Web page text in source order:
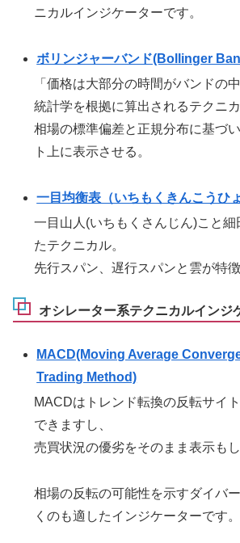
ニカルインジケーターです。
ボリンジャーバンド(Bollinger
「価格は大部分の時間がバンドの
統計学を根拠に算出されるテクニ
相場の標準偏差と正規分布に基づ
ト上に表示させる。
一目均衡表（いちもくきんこうひょ
一目山人(いちもくさんじん)こと細
たテクニカル。
先行スパン、遅行スパンと雲が特徴
オシレーター系テクニカルインジ
MACD(Moving Average
Trading Method)
MACDはトレンド転換の反転サイ
できますし、
売買状況の優劣をそのまま表示もし
相場の反転の可能性を示すダイバ
くのも適したインジケーターです。